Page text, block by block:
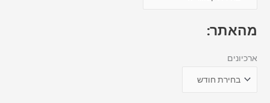
מהאתר:
ארכיונים